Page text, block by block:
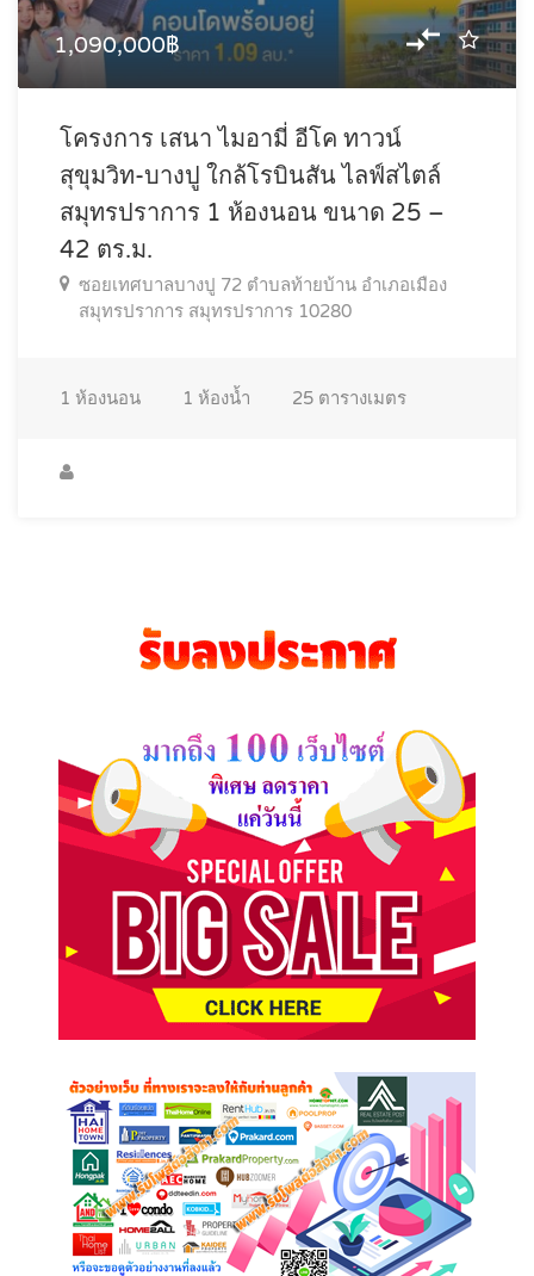
1,090,000฿
โครงการ เสนา ไมอามี่ อีโค ทาวน์
สุขุมวิท-บางปู ใกล้โรบินสัน ไลฟ์สไตล์
สมุทรปราการ 1 ห้องนอน ขนาด 25 –
42 ตร.ม.
ซอยเทศบาลบางปู 72 ตำบลท้ายบ้าน อำเภอเมือง
สมุทรปราการ สมุทรปราการ 10280
1 ห้องนอน 1 ห้องน้ำ 25 ตารางเมตร